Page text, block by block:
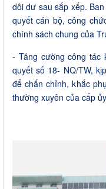
dôi dư sau sắp xếp.
quyết cán bộ, công
chính sách chung của
- Tăng cường công tác
quyết số 18- NQ/TW,
để chấn chỉnh, khắc
thường xuyên của cấp